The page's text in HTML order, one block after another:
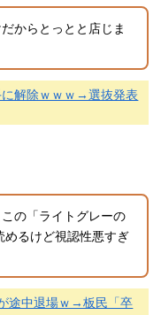
からとっとと店じま
に解除ｗｗｗ→選抜発表
の「ライトグレーの
めるけど視認性悪すぎ
途中退場ｗ→板民「卒